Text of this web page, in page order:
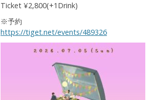
Ticket ¥2,800(+1Drink)
※予約
https://tiget.net/events/489326